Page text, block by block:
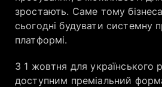
зростають. Саме тому
сьогодні будувати системну
платформі.
З 1 жовтня для українського
доступним преміальний